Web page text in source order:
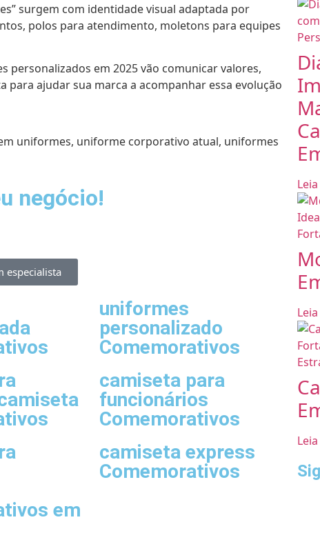
surgem com identidade visual adaptada por
polos para atendimento, moletons para equipes
personalizados em 2025 vão comunicar valores,
para ajudar sua marca a acompanhar essa evolução
uniformes, uniforme corporativo atual, uniformes
negócio!​
especialista
uniformes
personalizado
Comemorativos
camiseta para
funcionários
Comemorativos
em
camiseta express
Comemorativos